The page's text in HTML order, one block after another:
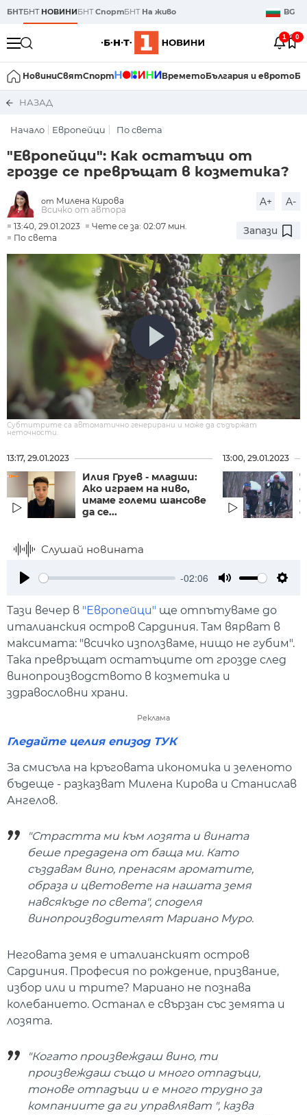
БНТБНТ НОВИНИБНТСпортБНТ На живо BG
1 0
НовиниСвятСпорт ВреметоБългария и еврото
НАЗАД
Начало Европейци По света
"Европейци": Как остатъци от
грозде се превръщат в козметика?
от Милена Кирова
Всичко от автора
A+ A-
13:40, 29.01.2023
Чете се за: 02:07 мин.
По света
Запази
Субтитрите са автоматично генерирани и може да съдържат
неточности.
13:17, 29.01.2023
Илия Груев - младши:
Ако играем на ниво,
имаме големи шансове
да се...
13:00, 29.01.2023
Слушай новината
-02:06
Тази вечер в "Европейци" ще отпътуваме до
италианския остров Сардиния. Там вярват в
максимата: "всичко използваме, нищо не губим".
Така превръщат остатъците от грозде след
винопроизводството в козметика и
здравословни храни.
Реклама
Гледайте целия епизод ТУК
За смисъла на кръговата икономика и зеленото
бъдеще - разказват Милена Кирова и Станислав
Ангелов.
"Страстта ми към лозята и вината
беше предадена от баща ми. Като
създавам вино, пренасям ароматите,
образа и цветовете на нашата земя
навсякъде по света", споделя
винопроизводителят Мариано Муро.
Неговата земя е италианският остров
Сардиния. Професия по рождение, призвание,
избор или и трите? Мариано не познава
колебанието. Останал е свързан със земята и
лозята.
"Когато произвеждаш вино, ти
произвеждаш също и много отпадъци,
тонове отпадъци и е много трудно за
компаниите да ги управляват ", казва